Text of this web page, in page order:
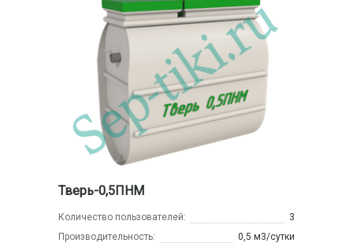
Тверь-0,5ПНМ
Количество пользователей:
3
Производительность:
0,5 м3/сутки